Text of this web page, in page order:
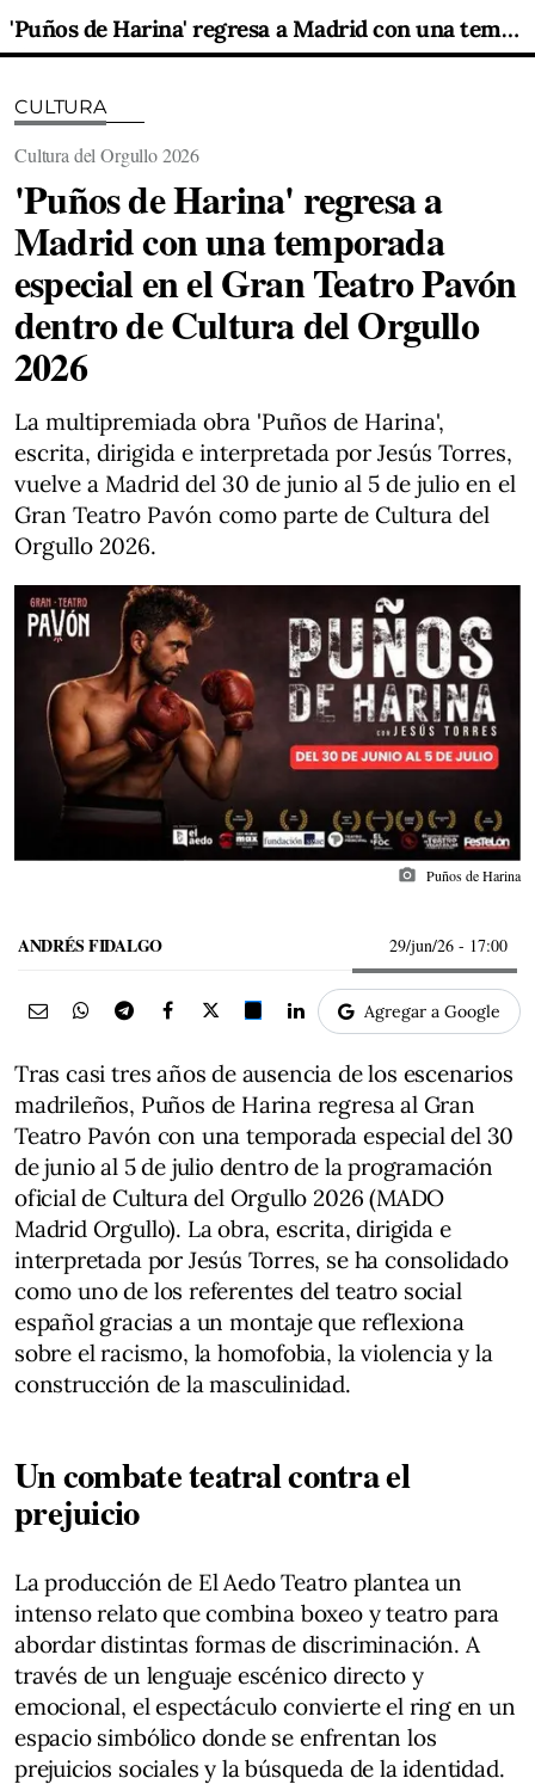
'Puños de Harina' regresa a Madrid con una temporada especial en el Gran Teatro Pavón dentro de Cultura del Orgullo 2026
CULTURA
Cultura del Orgullo 2026
'Puños de Harina' regresa a
Madrid con una temporada
especial en el Gran Teatro Pavón
dentro de Cultura del Orgullo
2026
La multipremiada obra 'Puños de Harina',
escrita, dirigida e interpretada por Jesús Torres,
vuelve a Madrid del 30 de junio al 5 de julio en el
Gran Teatro Pavón como parte de Cultura del
Orgullo 2026.
photo_camera Puños de Harina
ANDRÉS FIDALGO 29/jun/26 - 17:00
Agregar a Google
Tras casi tres años de ausencia de los escenarios
madrileños, Puños de Harina regresa al Gran
Teatro Pavón con una temporada especial del 30
de junio al 5 de julio dentro de la programación
oficial de Cultura del Orgullo 2026 (MADO
Madrid Orgullo). La obra, escrita, dirigida e
interpretada por Jesús Torres, se ha consolidado
como uno de los referentes del teatro social
español gracias a un montaje que reflexiona
sobre el racismo, la homofobia, la violencia y la
construcción de la masculinidad.
Un combate teatral contra el
prejuicio
La producción de El Aedo Teatro plantea un
intenso relato que combina boxeo y teatro para
abordar distintas formas de discriminación. A
través de un lenguaje escénico directo y
emocional, el espectáculo convierte el ring en un
espacio simbólico donde se enfrentan los
prejuicios sociales y la búsqueda de la identidad.